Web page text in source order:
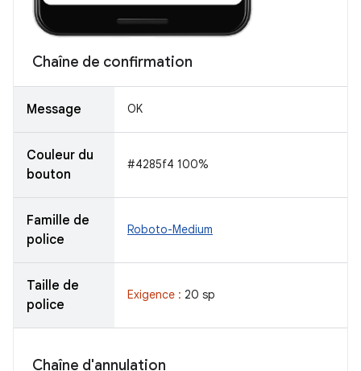
Chaîne de confirmation
Message OK
Couleur du
bouton
#4285f4 100%
Famille de
police
Roboto-Medium
Taille de
police
Exigence : 20 sp
Chaîne d'annulation